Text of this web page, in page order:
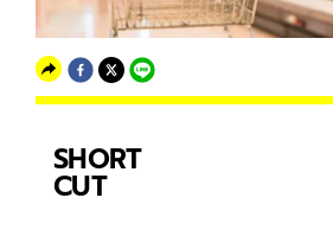
SHORT
CUT